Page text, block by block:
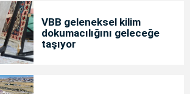
VBB geleneksel kilim
dokumacılığını geleceğe
taşıyor